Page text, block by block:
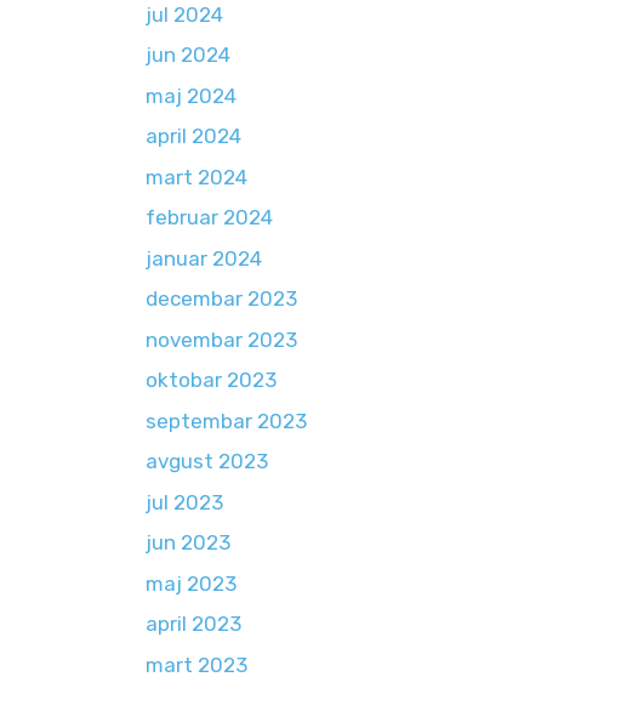
jul 2024
jun 2024
maj 2024
april 2024
mart 2024
februar 2024
januar 2024
decembar 2023
novembar 2023
oktobar 2023
septembar 2023
avgust 2023
jul 2023
jun 2023
maj 2023
april 2023
mart 2023